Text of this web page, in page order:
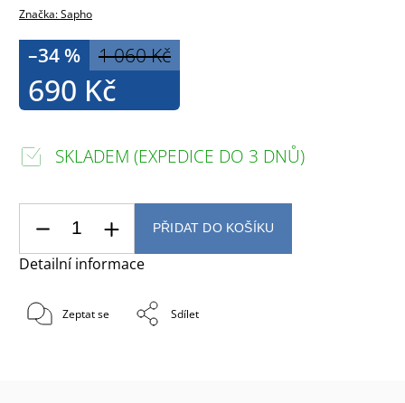
Značka:Sapho
1 060 Kč
–34 %
690 Kč
SKLADEM (EXPEDICE DO 3 DNŮ)
PŘIDAT DO KOŠÍKU
Detailní informace
Zeptat se Sdílet